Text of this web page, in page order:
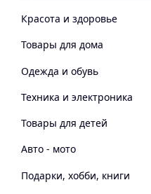
Красота и здоровье
Товары для дома
Одежда и обувь
Техника и электроника
Товары для детей
Авто - мото
Подарки, хобби, книги